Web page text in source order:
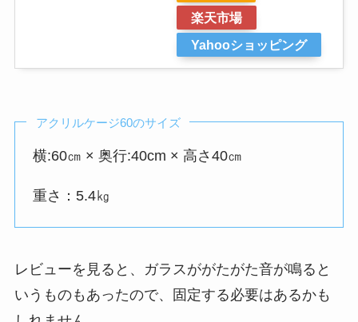
楽天市場
Yahooショッピング
アクリルケージ60のサイズ
横:60㎝ × 奥行:40cm × 高さ40㎝
重さ：5.4㎏
レビューを見ると、ガラスががたがた音が鳴ると
いうものもあったので、固定する必要はあるかも